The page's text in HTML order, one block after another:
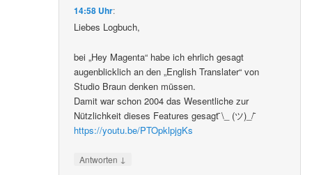
14:58 Uhr:
Liebes Logbuch,
bei „Hey Magenta“ habe ich ehrlich gesagt
augenblicklich an den „English Translater“ von
Studio Braun denken müssen.
Damit war schon 2004 das Wesentliche zur
Nützlichkeit dieses Features gesagt ̄\_ (ツ)_/ ̄
https://youtu.be/PTOpklpjgKs
Antworten ↓